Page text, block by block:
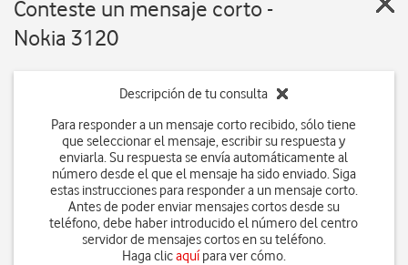
Conteste un mensaje corto -
Nokia 3120
Descripción de tu consulta
Para responder a un mensaje corto recibido, sólo tiene
que seleccionar el mensaje, escribir su respuesta y
enviarla. Su respuesta se envía automáticamente al
número desde el que el mensaje ha sido enviado. Siga
estas instrucciones para responder a un mensaje corto.
Antes de poder enviar mensajes cortos desde su
teléfono, debe haber introducido el número del centro
servidor de mensajes cortos en su teléfono.
Haga clicaquípara ver cómo.